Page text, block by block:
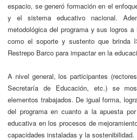
espacio, se generó formación en el
y el sistema educativo nacional.
metodológica del programa y sus logros
como el soporte y sustento que brinda
Restrepo Barco para impactar en la
A nivel general, los participantes
Secretaría de Educación, etc.) se
elementos trabajados. De igual forma,
del programa en cuanto a la apuesta
educativa en los procesos de
capacidades instaladas y la sostenibilidad.